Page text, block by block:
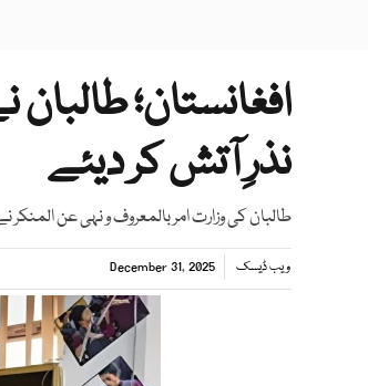
افغانستان؛
نذرِ آتش کر دیئے
طالبان کی وزارت امر بالمعروف و نہی عن
ویب ڈیسک December 31, 2025